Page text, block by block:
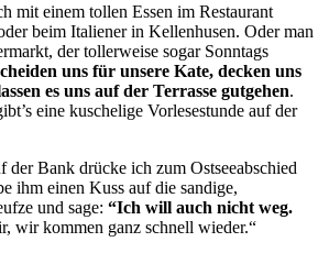
mit einem tollen Essen im Restaurant
beim Italiener in Kellenhusen. Oder man
der tollerweise sogar Sonntags
uns für unsere Kate, decken uns
es uns auf der Terrasse gutgehen.
eine kuschelige Vorlesestunde auf der
der Bank drücke ich zum Ostseeabschied
ihm einen Kuss auf die sandige,
und sage: “Ich will auch nicht weg.
wir kommen ganz schnell wieder.“